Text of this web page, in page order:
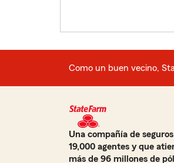
Como un buen vecino,
Una compañía de
19,000 agentes y que
más de 96 millones de